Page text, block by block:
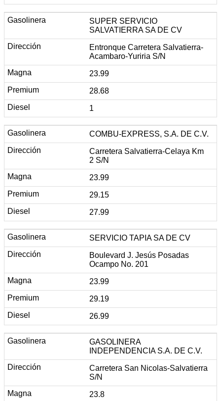
SUPER SERVICIO
SALVATIERRA SA DE CV
Entronque Carretera Salvatierra-
Acambaro-Yuriria S/N
23.99
28.68
1
COMBU-EXPRESS, S.A. DE C.V.
Carretera Salvatierra-Celaya Km
2 S/N
23.99
29.15
27.99
SERVICIO TAPIA SA DE CV
Boulevard J. Jesús Posadas
Ocampo No. 201
23.99
29.19
26.99
GASOLINERA
INDEPENDENCIA S.A. DE C.V.
Carretera San Nicolas-Salvatierra
S/N
23.8